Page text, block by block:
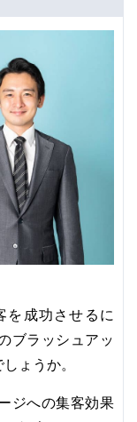
を成功させるに
ブラッシュアッ
ょうか。
ジへの集客効果